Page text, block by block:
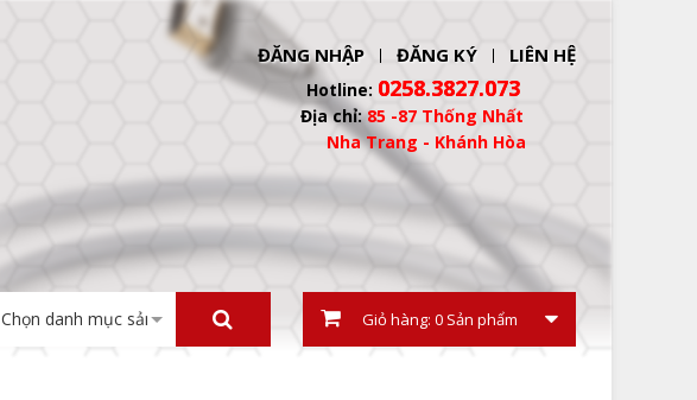
ĐĂNG NHẬP ĐĂNG KÝ LIÊN HỆ
Hotline: 0258.3827.073
Địa chỉ:85 -87 Thống Nhất
Nha Trang - Khánh Hòa
Chọn danh mục sản phẩm Giỏ hàng: 0 Sản phẩm